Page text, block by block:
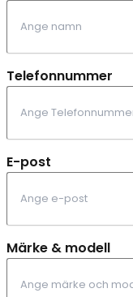
Telefonnummer
E-post
Märke & modell